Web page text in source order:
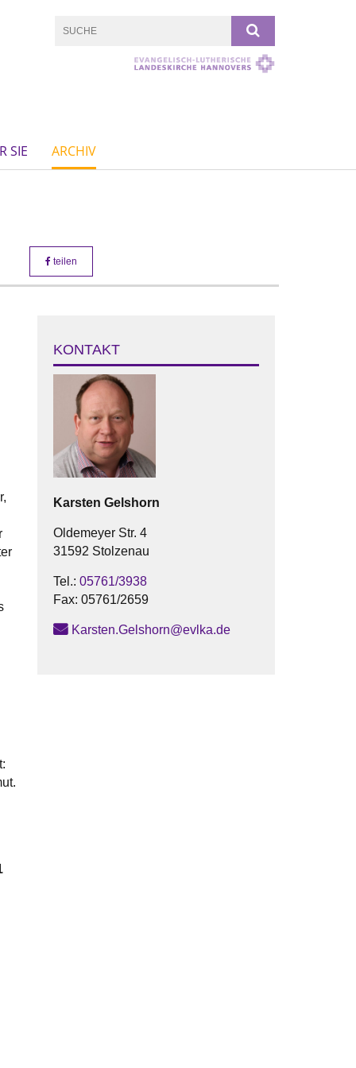
SIE ARCHIV
teilen
KONTAKT
Karsten Gelshorn
Oldemeyer Str. 4
31592 Stolzenau
Tel.: 05761/3938
Fax: 05761/2659
Karsten.Gelshorn@evlka.de